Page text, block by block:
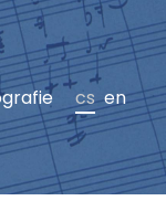
cs en